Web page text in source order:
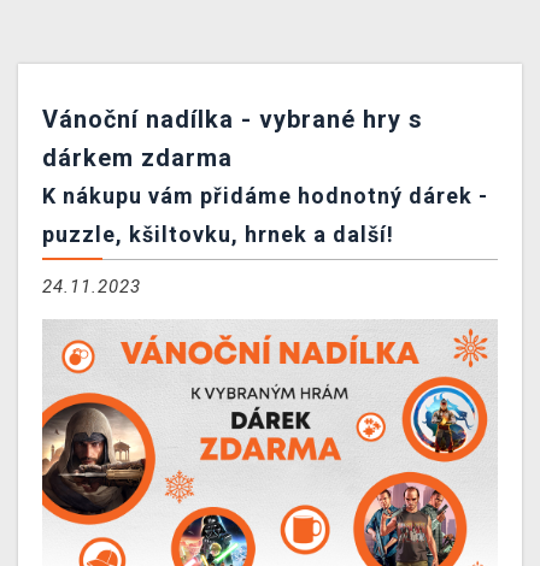
BLOG
KONTAKT
DOPRAVA
XZONE KLUB
TCG & BOARDGAME HUB
VÝKUP HER (BAZAR)
Vánoční nadílka - vybrané hry s
dárkem zdarma
K nákupu vám přidáme hodnotný dárek -
puzzle, kšiltovku, hrnek a další!
24.11.2023